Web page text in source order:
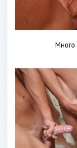
Много